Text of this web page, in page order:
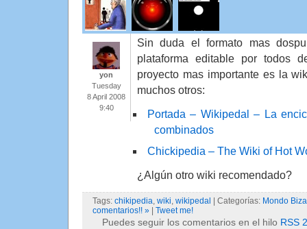
yon
Tuesday
8 April 2008
9:40
Sin duda el formato mas
plataforma editable por todos
proyecto mas importante es la
muchos otros:
Portada – Wikipedal – La
combinados
Chickipedia – The Wiki of Hot
¿Algún otro wiki recomendado?
Tags: chikipedia wiki wikipedal | Categorías: Mondo
comentarios!! » | Tweet me!
Puedes seguir los comentarios en el hilo RSS